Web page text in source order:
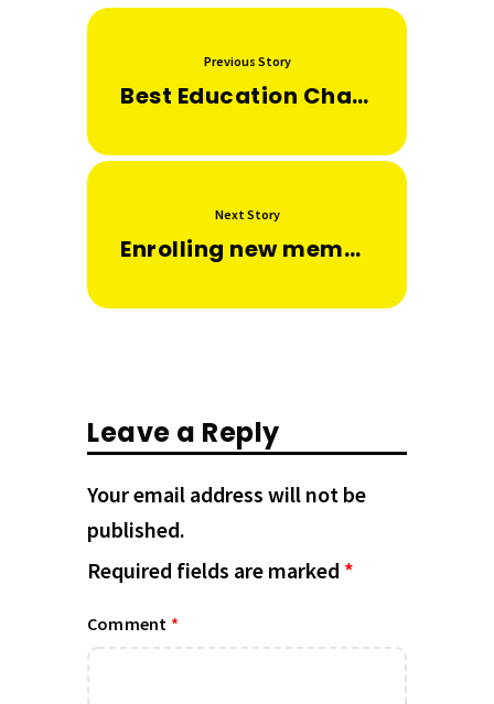
Previous Story
Best Education Channels on YouTube
Next Story
Enrolling new members into the Library
Leave a Reply
Your email address will not be
published.
Required fields are marked *
Comment *